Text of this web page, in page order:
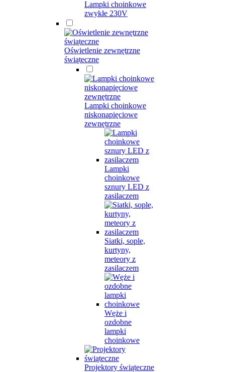
Lampki choinkowe
zwykłe 230V
Oświetlenie zewnętrzne
świąteczne
Lampki choinkowe
niskonapięciowe
zewnętrzne
Lampki
choinkowe
sznury LED z
zasilaczem
Siatki, sople,
kurtyny,
meteory z
zasilaczem
Węże i
ozdobne
lampki
choinkowe
Projektory świąteczne